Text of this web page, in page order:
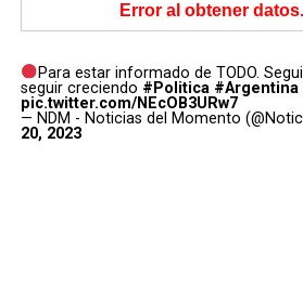
Error al obtener datos.
Para estar informado de TODO.
seguir creciendo #Politica #Argentina
pic.twitter.com/NEcOB3URw7
— NDM - Noticias del Momento
20, 2023